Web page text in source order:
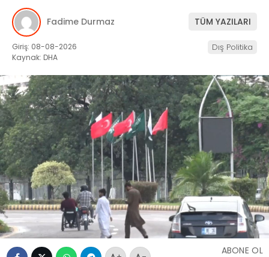
Fadime Durmaz TÜM YAZILARI
Giriş: 08-08-2026
Kaynak: DHA
Dış Politika
ABONE OL